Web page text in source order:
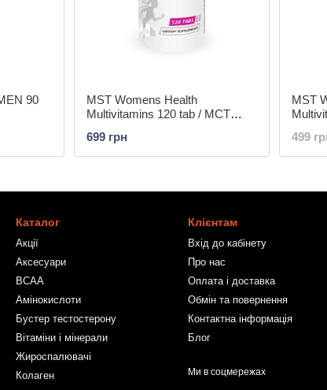
90
MST Womens Health
Multivitamins 120 tab / МСТ
699 грн
MST
499
Каталог
Акції
Аксесуари
BCAA
Амінокислоти
Бустер тестостерону
Вітаміни і мінерали
Жироспалювачі
Колаген
Клієнтам
Вхід до кабінету
Про нас
Оплата і доставка
Обмін та повернення
Контактна інформація
Блог
Ми в соцмережах